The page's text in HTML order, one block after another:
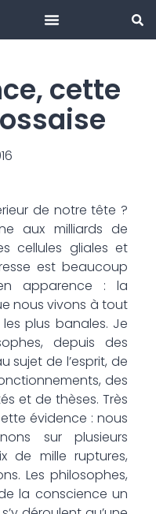
cette
de notre tête ?
aux milliards de
cellules gliales et
est beaucoup
apparence : la
nous vivons à tout
plus banales. Je
depuis des
sujet de l’esprit, de
des
et de thèses. Très
évidence : nous
sur plusieurs
de mille ruptures,
Les philosophes,
la conscience un